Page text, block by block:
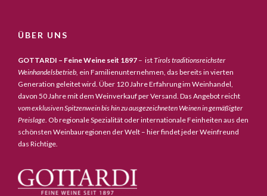
ÜBER UNS
GOTTARDI – Feine Weine seit 1897 – istTirols traditionsreichster
Weinhandelsbetrieb, ein Familienunternehmen, das bereits in vierten
Generation geleitet wird. Über 120 Jahre Erfahrung im Weinhandel,
davon 50 Jahre mit dem Weinverkauf per Versand. Das Angebot reicht
vom exklusiven Spitzenwein bis hin zu ausgezeichneten Weinen in gemäßigter
Preislage . Ob regionale Spezialität oder internationale Feinheiten aus den
schönsten Weinbauregionen der Welt – hier findet jeder Weinfreund
das Richtige.